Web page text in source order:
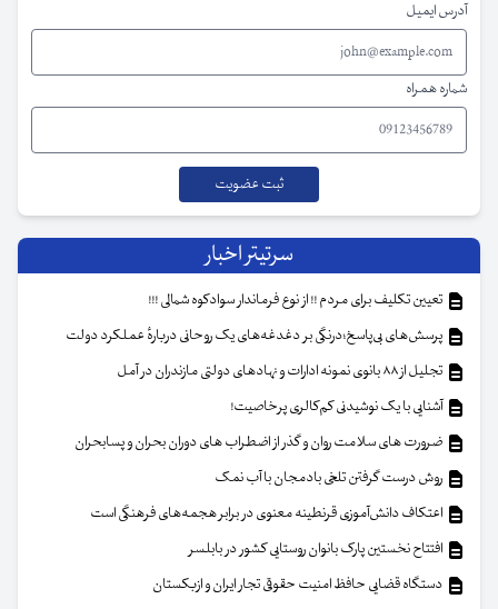
آدرس ایمیل
شماره همراه
سرتیتر اخبار
تعیین تکلیف برای مردم !! از نوع فرماندار سوادکوه شمالی !!!
پرسش‌های بی‌پاسخ؛درنگی بر دغدغه‌های یک روحانی دربارهٔ عملکرد دولت
تجلیل از ۸۸ بانوی نمونه ادارات و نهادهای دولتی مازندران در آمل
آشنایی با یک نوشیدنی کم‌کالری پرخاصیت!
ضرورت های سلامت روان و گذر از اضطراب های دوران بحران و پسابحران
روش درست گرفتن تلخی بادمجان با آب نمک
اعتکاف دانش‌آموزی قرنطینه معنوی در برابر هجمه‌های فرهنگی است
افتتاح نخستین پارک بانوان روستایی کشور در بابلسر
دستگاه قضایی حافظ امنیت حقوقی تجار ایران و ازبکستان